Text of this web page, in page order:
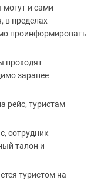
могут и сами
в пределах
проинформировать
проходят
заранее
рейс, туристам
сотрудник
талон и
туристом на